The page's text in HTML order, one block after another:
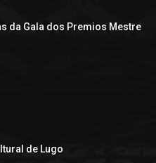
da Gala dos Premios Mestre
de Lugo